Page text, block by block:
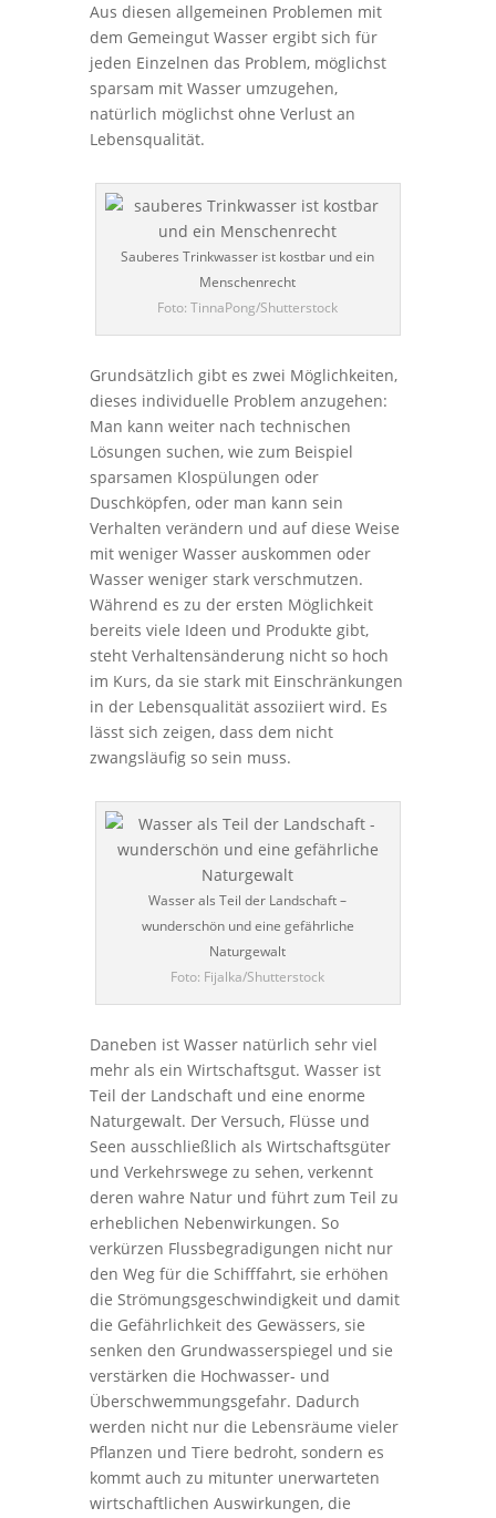
Aus diesen allgemeinen Problemen mit
dem Gemeingut Wasser ergibt sich für
jeden Einzelnen das Problem, möglichst
sparsam mit Wasser umzugehen,
natürlich möglichst ohne Verlust an
Lebensqualität.
Sauberes Trinkwasser ist kostbar und ein
Menschenrecht
Foto: TinnaPong/Shutterstock
Grundsätzlich gibt es zwei Möglichkeiten,
dieses individuelle Problem anzugehen:
Man kann weiter nach technischen
Lösungen suchen, wie zum Beispiel
sparsamen Klospülungen oder
Duschköpfen, oder man kann sein
Verhalten verändern und auf diese Weise
mit weniger Wasser auskommen oder
Wasser weniger stark verschmutzen.
Während es zu der ersten Möglichkeit
bereits viele Ideen und Produkte gibt,
steht Verhaltensänderung nicht so hoch
im Kurs, da sie stark mit Einschränkungen
in der Lebensqualität assoziiert wird. Es
lässt sich zeigen, dass dem nicht
zwangsläufig so sein muss.
Wasser als Teil der Landschaft –
wunderschön und eine gefährliche
Naturgewalt
Foto: Fijalka/Shutterstock
Daneben ist Wasser natürlich sehr viel
mehr als ein Wirtschaftsgut. Wasser ist
Teil der Landschaft und eine enorme
Naturgewalt. Der Versuch, Flüsse und
Seen ausschließlich als Wirtschaftsgüter
und Verkehrswege zu sehen, verkennt
deren wahre Natur und führt zum Teil zu
erheblichen Nebenwirkungen. So
verkürzen Flussbegradigungen nicht nur
den Weg für die Schifffahrt, sie erhöhen
die Strömungsgeschwindigkeit und damit
die Gefährlichkeit des Gewässers, sie
senken den Grundwasserspiegel und sie
verstärken die Hochwasser- und
Überschwemmungsgefahr. Dadurch
werden nicht nur die Lebensräume vieler
Pflanzen und Tiere bedroht, sondern es
kommt auch zu mitunter unerwarteten
wirtschaftlichen Auswirkungen, die